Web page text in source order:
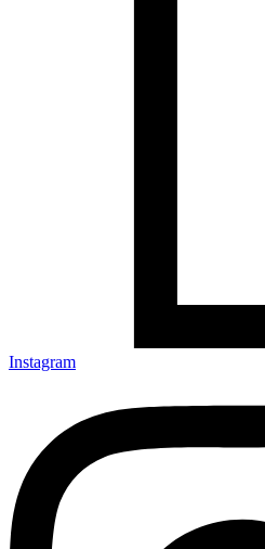
Instagram